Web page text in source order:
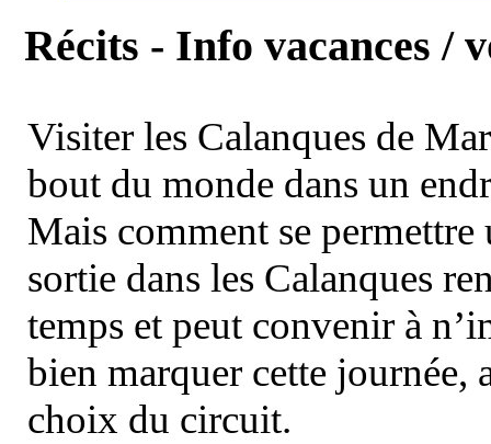
Récits - Info vacances /
Visiter les Calanques de
bout du monde dans un
Mais comment se permettre
sortie dans les Calanques
temps et peut convenir à
bien marquer cette journée,
choix du circuit.